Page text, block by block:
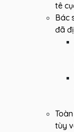
tê
Bác
đã
tùy